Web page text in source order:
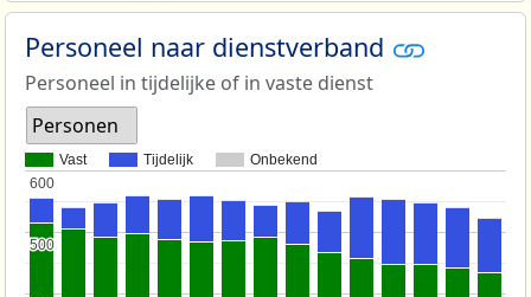
Personeel naar dienstverband
Personeel in tijdelijke of in vaste dienst
Personen
Vast Tijdelijk Onbekend
500
500
600
600